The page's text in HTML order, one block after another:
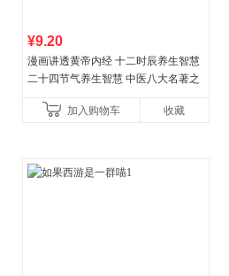
¥9.20
漫画讲透黄帝内经 十二时辰养生智慧
二十四节气养生智慧 中医八大名著之
加入购物车
收藏